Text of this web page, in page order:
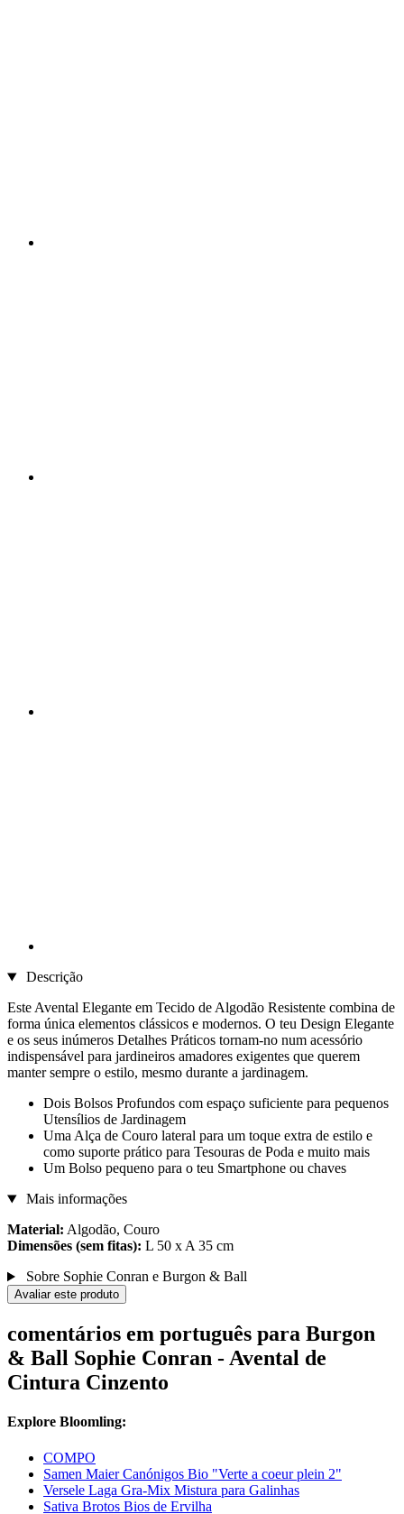
Descrição
Este Avental Elegante em Tecido de Algodão Resistente combina de
forma única elementos clássicos e modernos. O teu Design Elegante
e os seus inúmeros Detalhes Práticos tornam-no num acessório
indispensável para jardineiros amadores exigentes que querem
manter sempre o estilo, mesmo durante a jardinagem.
Dois Bolsos Profundos com espaço suficiente para pequenos
Utensílios de Jardinagem
Uma Alça de Couro lateral para um toque extra de estilo e
como suporte prático para Tesouras de Poda e muito mais
Um Bolso pequeno para o teu Smartphone ou chaves
Mais informações
Material: Algodão, Couro
Dimensões (sem fitas): L 50 x A 35 cm
Sobre Sophie Conran e Burgon & Ball
Avaliar este produto
comentários em português para Burgon
& Ball Sophie Conran - Avental de
Cintura Cinzento
Explore Bloomling:
COMPO
Samen Maier Canónigos Bio "Verte a coeur plein 2"
Versele Laga Gra-Mix Mistura para Galinhas
Sativa Brotos Bios de Ervilha